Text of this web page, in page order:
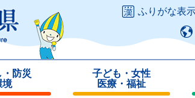
ふりがな表
・防災
境
子ども・女性
医療・福祉